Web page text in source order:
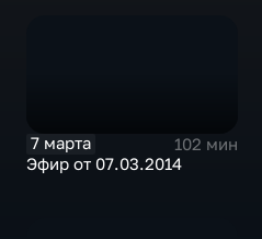
7 марта
102 мин
Эфир от 07.03.2014